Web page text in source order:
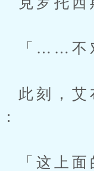
不对。
，艾布
上面的